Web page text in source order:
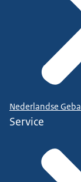
Nederlandse
Service